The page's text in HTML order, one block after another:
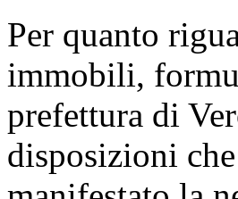
Per quanto
immobili,
prefettura di
disposizioni